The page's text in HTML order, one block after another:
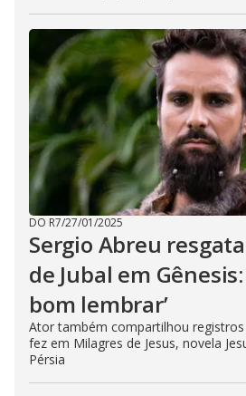
DO R7/27/01/2025
Sergio Abreu
de Jubal em Gênesis:
bom lembrar’
Ator também compartilhou
fez em Milagres de Jesus, novela
Pérsia